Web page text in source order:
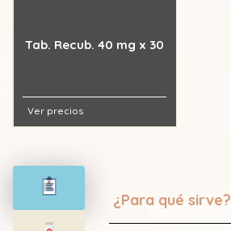
Tab. Recub. 40 mg x 30
Ver precios
¿Para qué sirve?